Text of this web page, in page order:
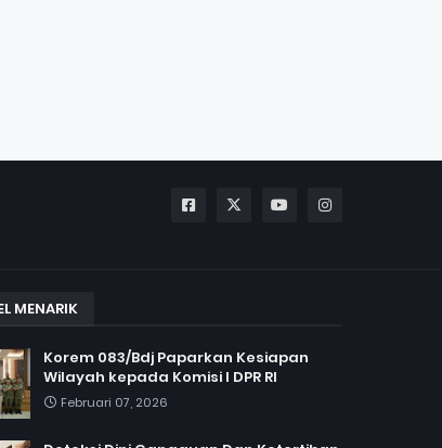
MENARIK
Korem 083/Bdj Paparkan Kesiapan
Wilayah kepada Komisi I DPR RI
Februari 07, 2026